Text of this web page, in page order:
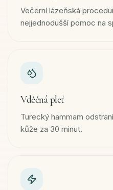
Večerní lázeňská
nejjednodušší pomoc na
Vděčná pleť
Turecký hammam
kůže za 30 minut.